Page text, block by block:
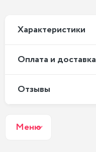
Xарактеристики
Оплата и доставка
Отзывы
Меню